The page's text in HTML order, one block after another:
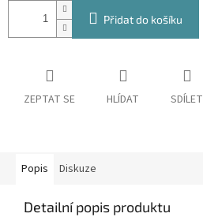
Přidat do košíku
ZEPTAT SE HLÍDAT SDÍLET
Popis Diskuze
Detailní popis produktu